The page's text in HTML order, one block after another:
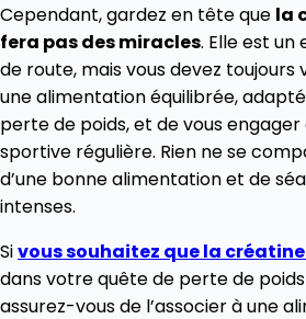
Cependant, gardez en tête que la
fera pas des miracles. Elle est
de route, mais vous devez toujours
une alimentation équilibrée,
perte de poids, et de vous
sportive régulière. Rien ne se
d’une bonne alimentation et de
intenses.
Sivous souhaitez que la
dans votre quête de perte de
assurez-vous de l’associer à une